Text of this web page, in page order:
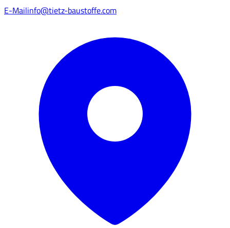
E-Mailinfo@tietz-baustoffe.com